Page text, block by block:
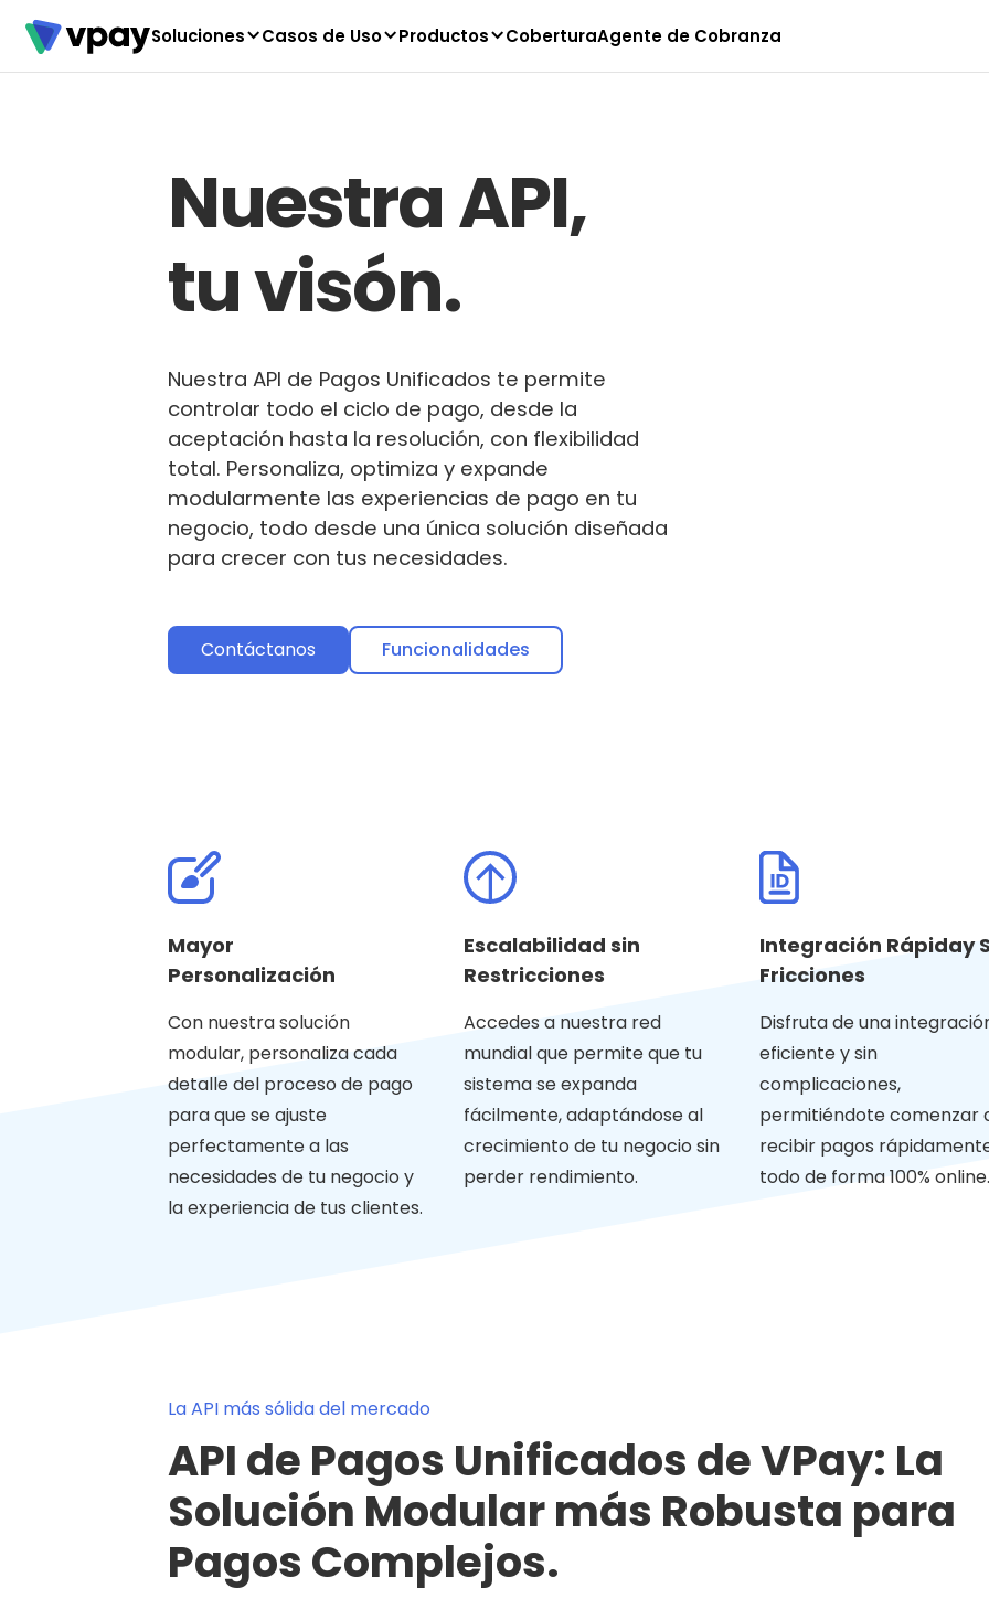
Soluciones Casos de Uso Productos CoberturaAgente de Cobranza
Nuestra API,
tu visón.
Nuestra API de Pagos Unificados te permite
controlar todo el ciclo de pago, desde la
aceptación hasta la resolución, con flexibilidad
total. Personaliza, optimiza y expande
modularmente las experiencias de pago en tu
negocio, todo desde una única solución diseñada
para crecer con tus necesidades.
Contáctanos Funcionalidades
Mayor
Personalización
Con nuestra solución
modular, personaliza cada
detalle del proceso de pago
para que se ajuste
perfectamente a las
necesidades de tu negocio y
la experiencia de tus clientes.
Escalabilidad sin
Restricciones
Accedes a nuestra red
mundial que permite que tu
sistema se expanda
fácilmente, adaptándose al
crecimiento de tu negocio sin
perder rendimiento.
Integración Rápiday
Fricciones
Disfruta de una
eficiente y sin
complicaciones,
permitiéndote comenzar
recibir pagos
todo de forma 100% online.
La API más sólida del mercado
API de Pagos Unificados de VPay: La
Solución Modular más Robusta para
Pagos Complejos.